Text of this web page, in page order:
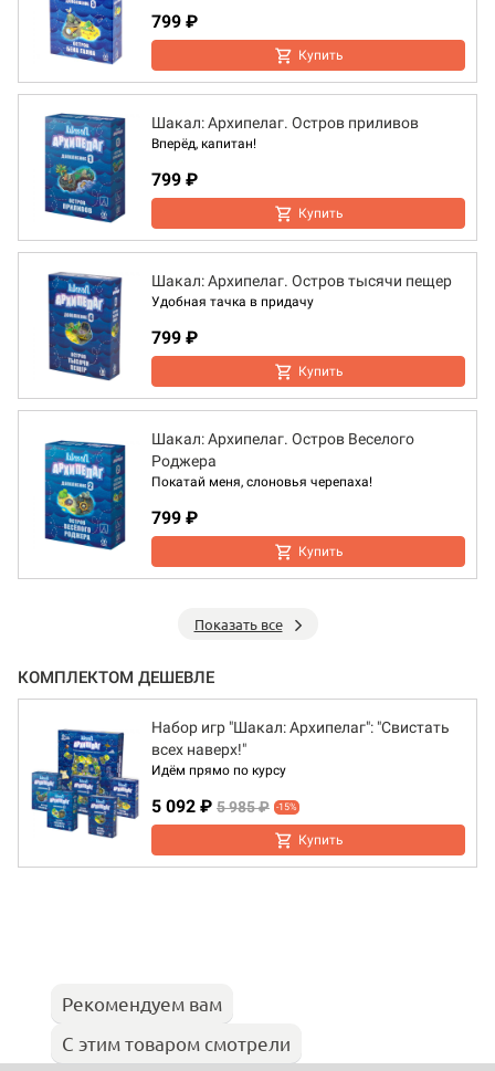
799 ₽
Купить
Шакал: Архипелаг. Остров приливов
Вперёд, капитан!
799 ₽
Купить
Шакал: Архипелаг. Остров тысячи пещер
Удобная тачка в придачу
799 ₽
Купить
Шакал: Архипелаг. Остров Веселого
Роджера
Покатай меня, слоновья черепаха!
799 ₽
Купить
Показать все
КОМПЛЕКТОМ ДЕШЕВЛЕ
Набор игр "Шакал: Архипелаг": "Свистать
всех наверх!"
Идём прямо по курсу
5 092 ₽ 5 985 ₽ -15%
Купить
Рекомендуем вам
С этим товаром смотрели